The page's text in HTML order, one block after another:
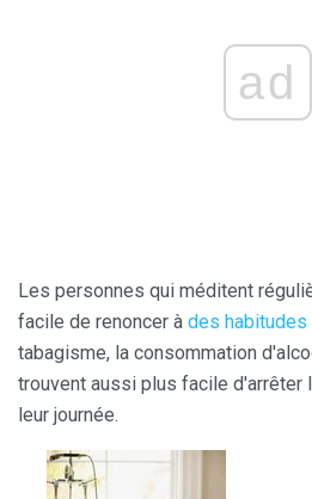
ad
Les personnes qui méditent
facile de renoncer à des
tabagisme, la consommation
trouvent aussi plus facile d'arrêter
leur journée.